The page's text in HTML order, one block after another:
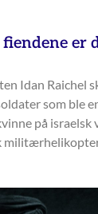
er
Idan Raichel
som ble
på